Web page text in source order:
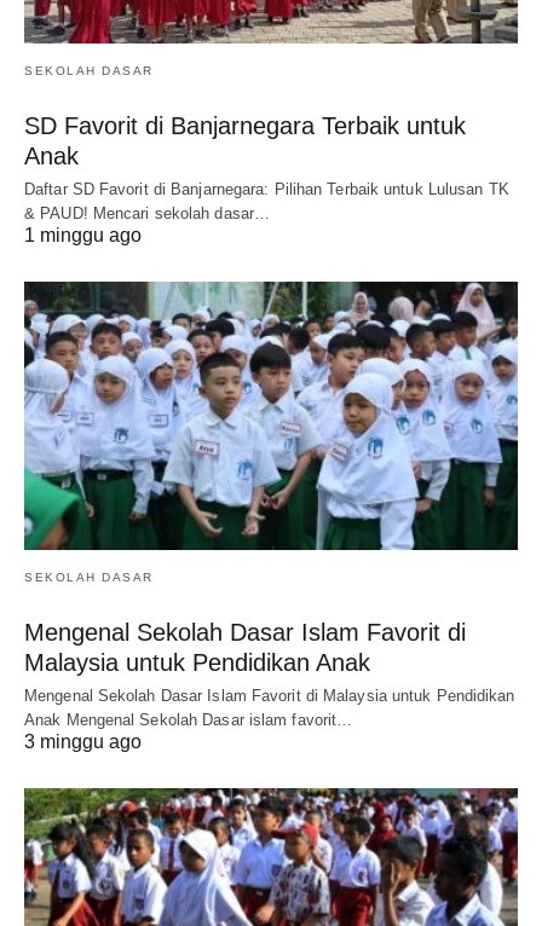
SEKOLAH DASAR
SD Favorit di Banjarnegara Terbaik untuk
Anak
Daftar SD Favorit di Banjarnegara: Pilihan Terbaik untuk Lulusan TK
& PAUD! Mencari sekolah dasar…
1 minggu ago
SEKOLAH DASAR
Mengenal Sekolah Dasar Islam Favorit di
Malaysia untuk Pendidikan Anak
Mengenal Sekolah Dasar Islam Favorit di Malaysia untuk Pendidikan
Anak Mengenal Sekolah Dasar islam favorit…
3 minggu ago